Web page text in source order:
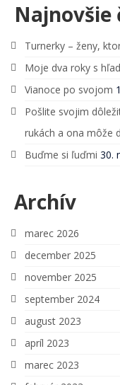
Najnovšie
Turnerky – ženy,
Moje dva roky s
Vianoce po svojom
Pošlite svojim
rukách a ona môže
Buďme si ľuďmi 30.
Archív
marec 2026
december 2025
november 2025
september 2024
august 2023
apríl 2023
marec 2023